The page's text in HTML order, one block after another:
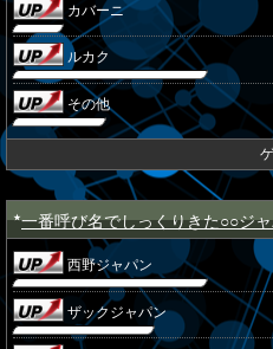
カバーニ
ルカク
その他
★一番呼び名でしっくりきた○○ジ
西野ジャパン
ザックジャパン